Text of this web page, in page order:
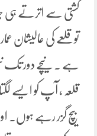
کشتی سے اترتے ہی
تو قلعے کی عالیشان
ہے ۔نیچے دور تک
قلعہ ، آپ کو ایسے
بیچ گزر رہے ہوں۔